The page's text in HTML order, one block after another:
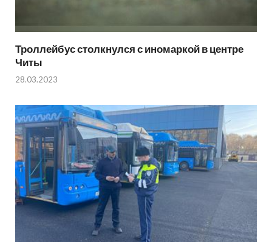
Троллейбус столкнулся с иномаркой в центре
Читы
28.03.2023